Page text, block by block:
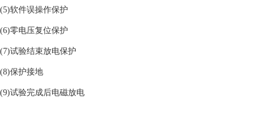
(5)软件误操作保护
(6)零电压复位保护
(7)试验结束放电保护
(8)保护接地
(9)试验完成后电磁放电